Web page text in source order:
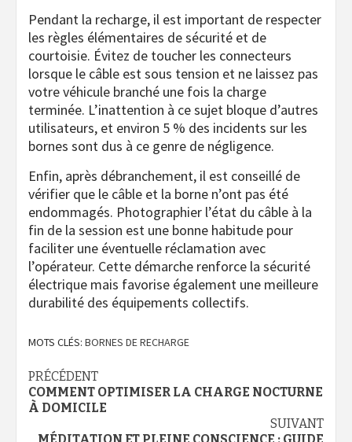
Pendant la recharge, il est important de respecter
les règles élémentaires de sécurité et de
courtoisie. Évitez de toucher les connecteurs
lorsque le câble est sous tension et ne laissez pas
votre véhicule branché une fois la charge
terminée. L’inattention à ce sujet bloque d’autres
utilisateurs, et environ 5 % des incidents sur les
bornes sont dus à ce genre de négligence.
Enfin, après débranchement, il est conseillé de
vérifier que le câble et la borne n’ont pas été
endommagés. Photographier l’état du câble à la
fin de la session est une bonne habitude pour
faciliter une éventuelle réclamation avec
l’opérateur. Cette démarche renforce la sécurité
électrique mais favorise également une meilleure
durabilité des équipements collectifs.
MOTS CLÉS: BORNES DE RECHARGE
Navigation
d’article
PRÉCÉDENT
COMMENT OPTIMISER LA CHARGE NOCTURNE
À DOMICILE
SUIVANT